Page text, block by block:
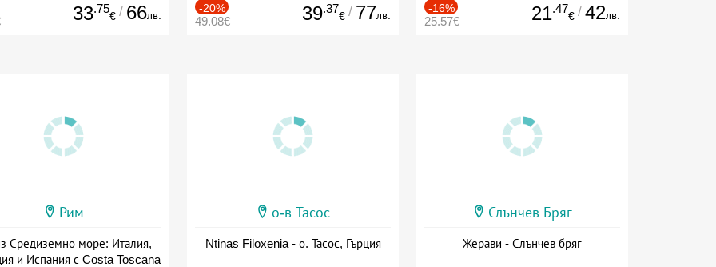
33.75
€ / 66лв.
-20%
49.08€ 39.37
€ / 77лв.
-16%
25.57€ 21.47
€ / 42лв.
Рим
Средиземно море: Италия,
и Испания с Costa Toscana
о-в Тасос
Ntinas Filoxenia - о. Тасос, Гърция
Слънчев Бряг
Жерави - Слънчев бряг